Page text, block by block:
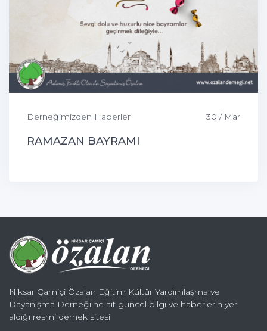
Derneğimizden Haberler 30 / Mar
RAMAZAN BAYRAMI
Niksar Çamiçi Özalan Eğitim Kültür Yardımlaşma ve
Dayanışma Derneği'ne ait güncel bilgi ve haberlerin yer
aldığı resmi dernek sitesi